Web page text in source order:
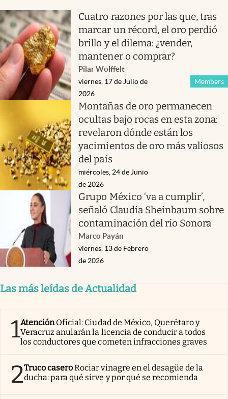
Cuatro razones por las que, tras
marcar un récord, el oro perdió
brillo y el dilema: ¿vender,
mantener o comprar?
Pilar Wolffelt
Members
viernes, 17 de Julio de
2026
Montañas de oro permanecen
ocultas bajo rocas en esta zona:
revelaron dónde están los
yacimientos de oro más valiosos
del país
miércoles, 24 de Junio
de 2026
Grupo México ‘va a cumplir’,
señaló Claudia Sheinbaum sobre
contaminación del río Sonora
Marco Payán
viernes, 13 de Febrero
de 2026
Las más leídas de Actualidad
1AtenciónOficial: Ciudad de México, Querétaro y
Veracruz anularán la licencia de conducir a todos
los conductores que cometen infracciones graves
2Truco caseroRociar vinagre en el desagüe de la
ducha: para qué sirve y por qué se recomienda